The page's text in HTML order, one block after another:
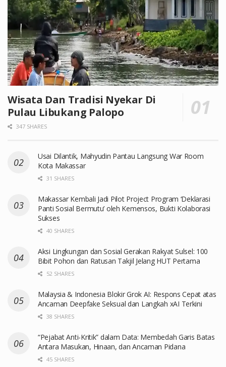
Wisata Dan Tradisi Nyekar Di
Pulau Libukang Palopo
347 SHARES
Usai Dilantik, Mahyudin Pantau Langsung War Room
Kota Makassar
31 SHARES
Makassar Kembali Jadi Pilot Project Program ‘Deklarasi
Panti Sosial Bermutu’ oleh Kemensos, Bukti Kolaborasi
Sukses
40 SHARES
Aksi Lingkungan dan Sosial Gerakan Rakyat Sulsel: 100
Bibit Pohon dan Ratusan Takjil Jelang HUT Pertama
52 SHARES
Malaysia & Indonesia Blokir Grok AI: Respons Cepat atas
Ancaman Deepfake Seksual dan Langkah xAI Terkini
38 SHARES
“Pejabat Anti-Kritik” dalam Data: Membedah Garis Batas
Antara Masukan, Hinaan, dan Ancaman Pidana
45 SHARES